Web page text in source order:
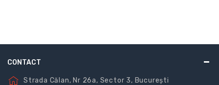
CONTACT
Strada Călan, Nr 26a, Sector 3, București